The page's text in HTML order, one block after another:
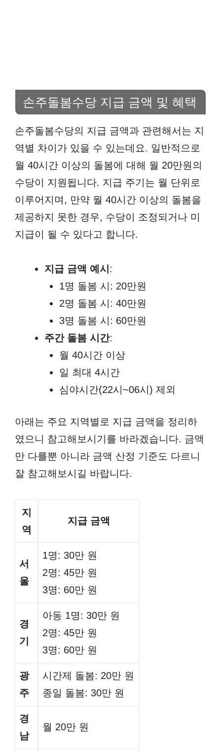
손주돌봄수당 지급 금액 및 혜택
손주돌봄수당의 지급 금액과 관련해서는 지
역별 차이가 있을 수 있는데요. 일반적으로
월 40시간 이상의 돌봄에 대해 월 20만원의
수당이 지원됩니다. 지급 주기는 월 단위로
이루어지며, 만약 월 40시간 이상의 돌봄을
제공하지 못한 경우, 수당이 조정되거나 미
지급이 될 수 있다고 합니다.
지급 금액 예시 :
1명 돌봄 시: 20만원
2명 돌봄 시: 40만원
3명 돌봄 시: 60만원
주간 돌봄 시간:
월 40시간 이상
일 최대 4시간
심야시간(22시~06시) 제외
아래는 주요 지역별로 지급 금액을 정리하
였으니 참고해보시기를 바라겠습니다. 금액
만 다를뿐 아니라 금액 산정 기준도 다르니
잘 참고해보시길 바랍니다.
지
역
지급 금액
서
울
1명: 30만 원
2명: 45만 원
3명: 60만 원
경
기
아동 1명: 30만 원
2명: 45만 원
3명: 60만 원
광
주
시간제 돌봄: 20만 원
종일 돌봄: 30만 원
경
남
월 20만 원